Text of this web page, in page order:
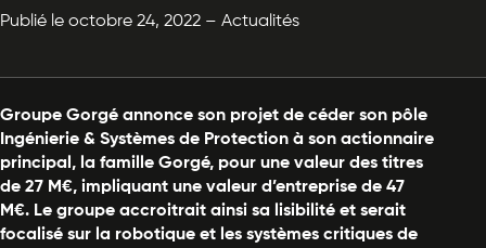
Publié le octobre 24, 2022 – Actualités
Groupe Gorgé annonce son projet de céder son pôle
Ingénierie & Systèmes de Protection à son actionnaire
principal, la famille Gorgé, pour une valeur des titres
de 27 M€, impliquant une valeur d’entreprise de 47
M€. Le groupe accroitrait ainsi sa lisibilité et serait
focalisé sur la robotique et les systèmes critiques de